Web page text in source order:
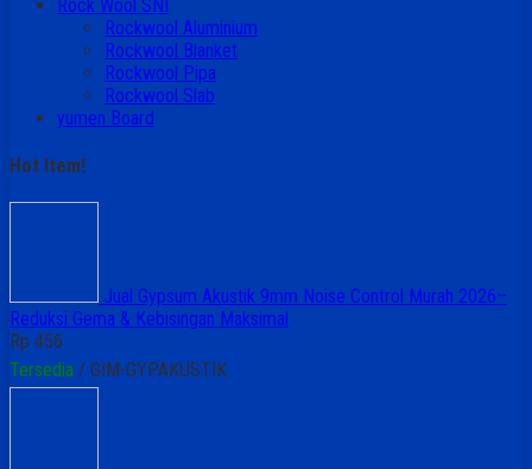
Rock Wool SNI
Rockwool Aluminium
Rockwool Blanket
Rockwool Pipa
Rockwool Slab
yumen Board
Hot Item!
Jual Gypsum Akustik 9mm Noise Control Murah 2026–
Reduksi Gema & Kebisingan Maksimal
Rp 456
Tersedia / GIM-GYPAKUSTIK